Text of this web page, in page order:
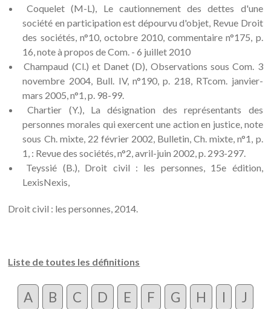
Coquelet (M-L), Le cautionnement des dettes d'une
société en participation est dépourvu d'objet, Revue Droit
des sociétés, n°10, octobre 2010, commentaire n°175, p.
16, note à propos de Com. - 6 juillet 2010
Champaud (Cl.) et Danet (D), Observations sous Com. 3
novembre 2004, Bull. IV, n°190, p. 218, RTcom. janvier-
mars 2005, n°1, p. 98-99.
Chartier (Y.), La désignation des représentants des
personnes morales qui exercent une action en justice, note
sous Ch. mixte, 22 février 2002, Bulletin, Ch. mixte, n°1, p.
1, : Revue des sociétés, n°2, avril-juin 2002, p. 293-297.
Teyssié (B.), Droit civil : les personnes, 15e édition,
LexisNexis,
Droit civil : les personnes, 2014.
Liste de toutes les définitions
A B C D E F G H I J